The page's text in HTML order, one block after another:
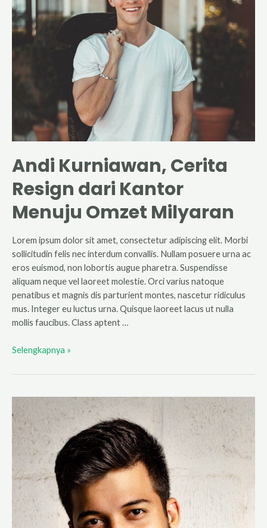
Andi Kurniawan, Cerita
Resign dari Kantor
Menuju Omzet Milyaran
Lorem ipsum dolor sit amet, consectetur adipiscing elit. Morbi
sollicitudin felis nec interdum convallis. Nullam posuere urna ac
eros euismod, non lobortis augue pharetra. Suspendisse
aliquam neque vel laoreet molestie. Orci varius natoque
penatibus et magnis dis parturient montes, nascetur ridiculus
mus. Integer eu luctus urna. Quisque laoreet lacus ut nulla
mollis faucibus. Class aptent …
Andi
Cerita
Kantor
Menuju
Omzet
Milyaran
Selengkapnya »